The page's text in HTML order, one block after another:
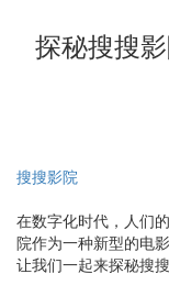
探秘搜搜
搜搜影院
在数字化时代，人们
院作为一种新型的电
让我们一起来探秘搜